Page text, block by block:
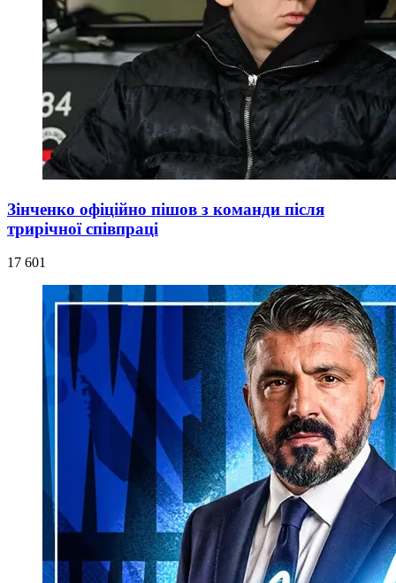
Зінченко офіційно пішов з команди після
трирічної співпраці
17 601